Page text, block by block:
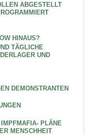
ABGESTELLT
HINAUS?
TÄGLICHE
UND
DEMONSTRANTEN
PLÄNE
MENSCHHEIT